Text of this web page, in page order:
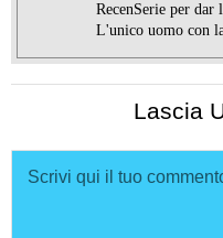
RecenSerie per
L'unico uomo con
Lascia